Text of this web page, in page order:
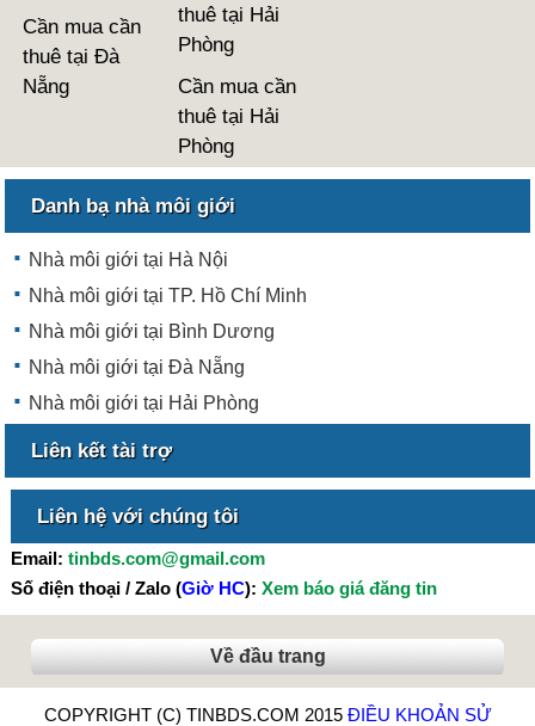
Cần mua cần
thuê tại Đà
Nẵng
thuê tại Hải
Phòng
Cần mua cần
thuê tại Hải
Phòng
Danh bạ nhà môi giới
Nhà môi giới tại Hà Nội
Nhà môi giới tại TP. Hồ Chí Minh
Nhà môi giới tại Bình Dương
Nhà môi giới tại Đà Nẵng
Nhà môi giới tại Hải Phòng
Liên kết tài trợ
Liên hệ với chúng tôi
Email: tinbds.com@gmail.com
Số điện thoại / Zalo (Giờ HC): Xem báo giá đăng tin
Về đầu trang
COPYRIGHT (C) TINBDS.COM 2015 ĐIỀU KHOẢN SỬ